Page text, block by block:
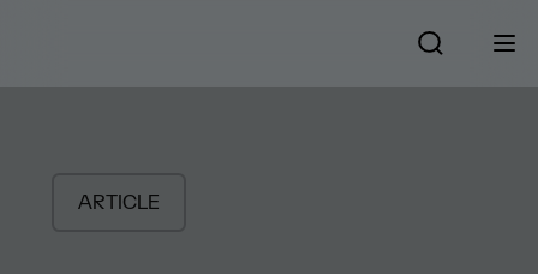
ARTICLE